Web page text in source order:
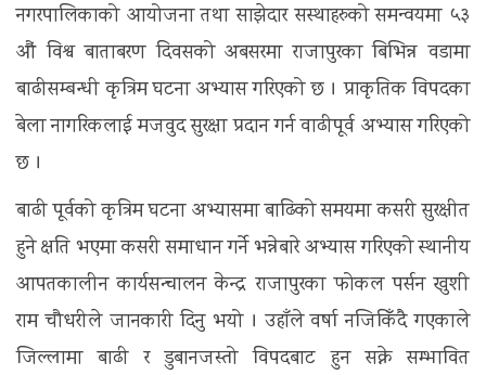
नगरपालिकाको आयोजना तथा साझेदार सस्थाहरुको समन्वयमा ५३
औं विश्व बाताबरण दिवसको अबसरमा राजापुरका बिभिन्न वडामा
बाढीसम्बन्धी कृत्रिम घटना अभ्यास गरिएको छ । प्राकृतिक विपदका
बेला नागरिकलाई मजवुद सुरक्षा प्रदान गर्न वाढीपूर्व अभ्यास गरिएको
छ ।
बाढी पूर्वको कृत्रिम घटना अभ्यासमा बाढिको समयमा कसरी सुरक्षीत
हुने क्षति भएमा कसरी समाधान गर्ने भन्नेबारे अभ्यास गरिएको स्थानीय
आपतकालीन कार्यसन्चालन केन्द्र राजापुरका फोकल पर्सन खुशी
राम चौधरीले जानकारी दिनु भयो । उहाँले वर्षा नजिकिँदै गएकाले
जिल्लामा बाढी र डुबानजस्तो विपदबाट हुन सक्ने सम्भावित